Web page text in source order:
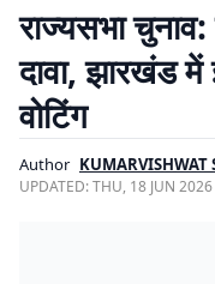
राज्यसभा
दावा, झारखंड
वोटिंग
Author KUMARVISHWAT
UPDATED:THU, 18 JUN